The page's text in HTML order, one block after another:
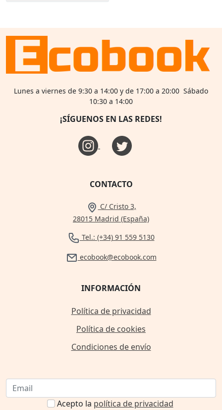
Lunes a viernes de 9:30 a 14:00 y de 17:00 a 20:00 Sábado
10:30 a 14:00
¡SÍGUENOS EN LAS REDES!
CONTACTO
C/ Cristo 3,
28015 Madrid (España)
Tel.: (+34) 91 559 5130
ecobook@ecobook.com
INFORMACIÓN
Política de privacidad
Política de cookies
Condiciones de envío
Acepto la política de privacidad